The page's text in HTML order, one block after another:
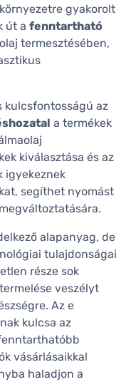
gyakorolt
út a fenntartható
termesztésében,
kulcsfontosságú az
a termékek
kiválasztása és az
igyekeznek
segíthet nyomást
alapanyag, de
tulajdonságai
része sok
veszélyt
Az e
kulcsa az
vásárlásaikkal
haladjon a